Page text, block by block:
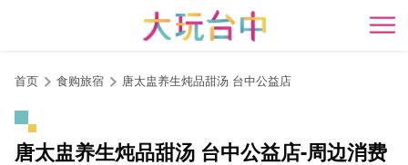
开
首页 食购旅宿 唐太盅养生炖品甜汤 台中公益店
唐太盅养生炖品甜汤 台中公益店-周边消费